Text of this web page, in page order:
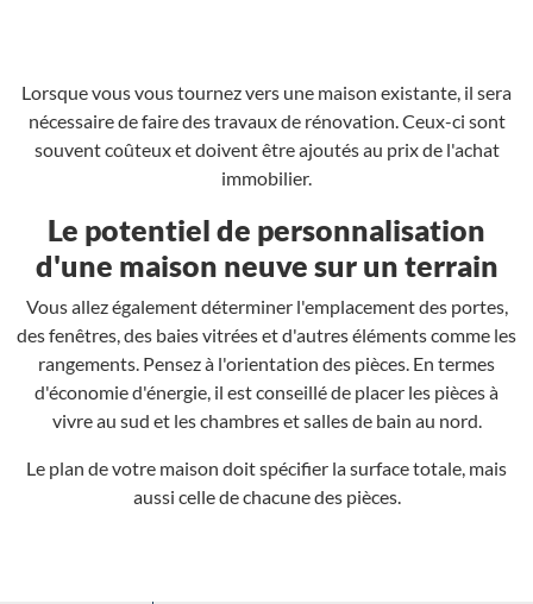
Lorsque vous vous tournez vers une maison existante, il sera
nécessaire de faire des travaux de rénovation. Ceux-ci sont
souvent coûteux et doivent être ajoutés au prix de l'achat
immobilier.
Le potentiel de personnalisation
d'une maison neuve sur un terrain
Vous allez également déterminer l'emplacement des portes,
des fenêtres, des baies vitrées et d'autres éléments comme les
rangements. Pensez à l'orientation des pièces. En termes
d'économie d'énergie, il est conseillé de placer les pièces à
vivre au sud et les chambres et salles de bain au nord.
Le plan de votre maison doit spécifier la surface totale, mais
aussi celle de chacune des pièces.